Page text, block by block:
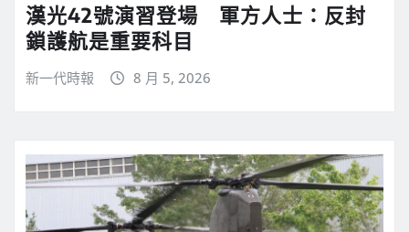
漢光42號演習登場 軍方人士：反封
鎖護航是重要科目
新一代時報 8 月 5, 2026